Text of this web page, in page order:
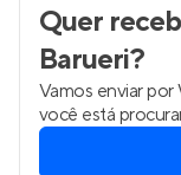
Quer
Barueri?
Vamos enviar
você está